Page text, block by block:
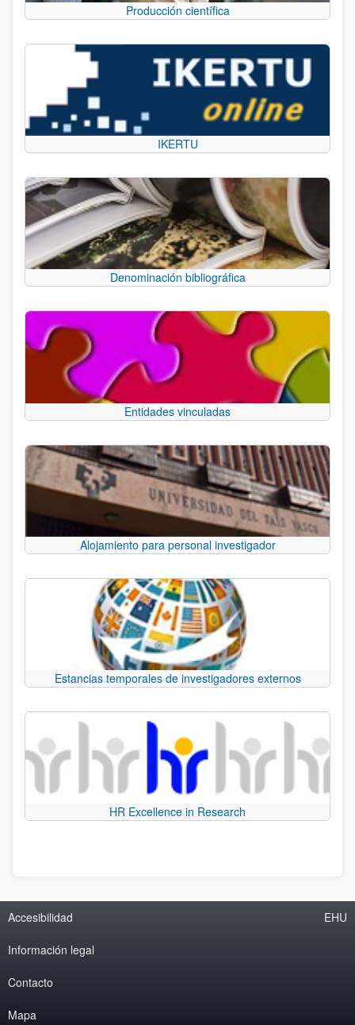
Producción científica
IKERTU
Denominación bibliográfica
Entidades vinculadas
Alojamiento para personal investigador
Estancias temporales de investigadores externos
HR Excellence in Research
Accesibilidad
Información legal
Contacto
Mapa
EHU